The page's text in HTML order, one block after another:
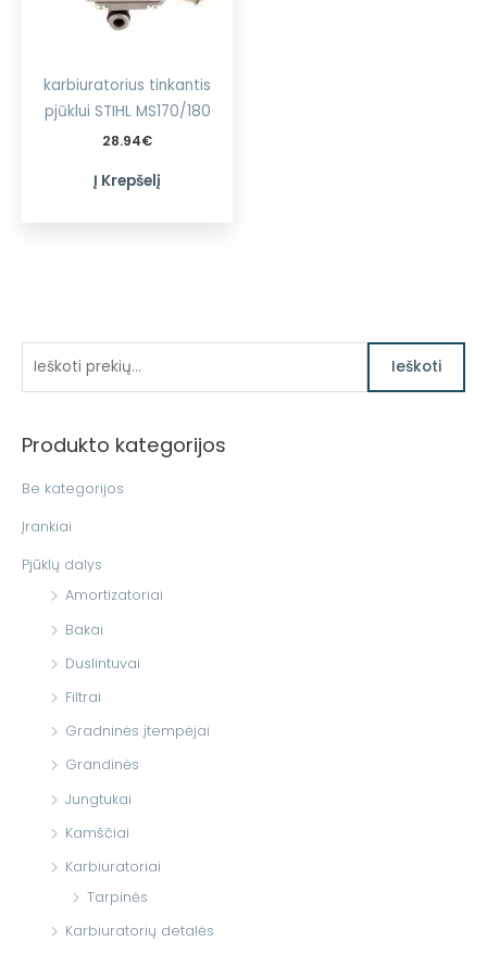
k
i
Ieškoti
Produkto kategorijos
Be kategorijos
Įrankiai
Pjūklų dalys
Amortizatoriai
Bakai
Duslintuvai
Filtrai
Gradninės įtempėjai
Grandinės
Jungtukai
Kamščiai
Karbiuratoriai
Tarpinės
Karbiuratorių detalės
karbiuratorius tinkantis
pjūklui STIHL MS170/180
28.94€
Į Krepšelį